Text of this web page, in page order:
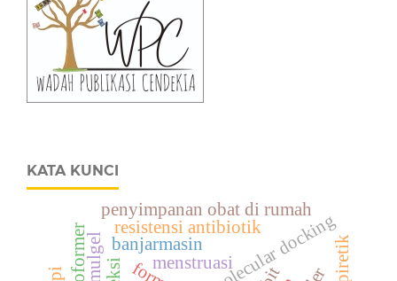
KATA KUNCI
molecular docking
penyimpanan obat di rumah
banjarmasin
koformer menstruasi
resistensi antibiotik